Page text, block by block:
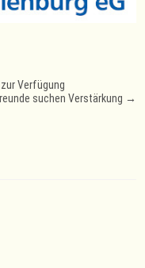
Verfügung
suchen Verstärkung →